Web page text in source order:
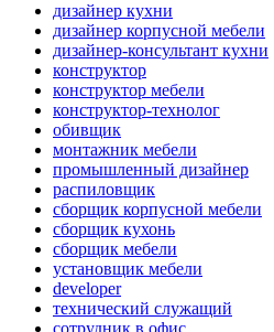
дизайнер кухни
дизайнер корпусной мебели
дизайнер-консультант кухни
конструктор
конструктор мебели
конструктор-технолог
обивщик
монтажник мебели
промышленный дизайнер
распиловщик
сборщик корпусной мебели
сборщик кухонь
сборщик мебели
установщик мебели
developer
технический служащий